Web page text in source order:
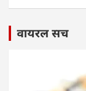
वायरल सच